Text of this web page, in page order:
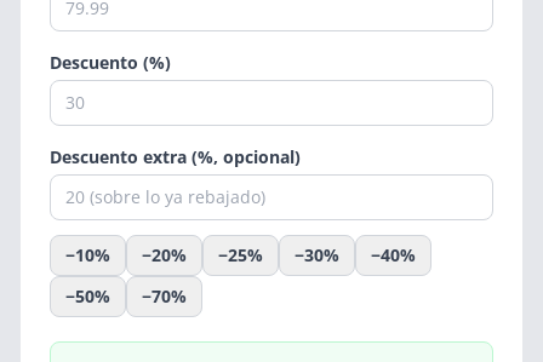
Descuento (%)
Descuento extra (%, opcional)
−10% −20% −25% −30%
−40%
−50%
−70%